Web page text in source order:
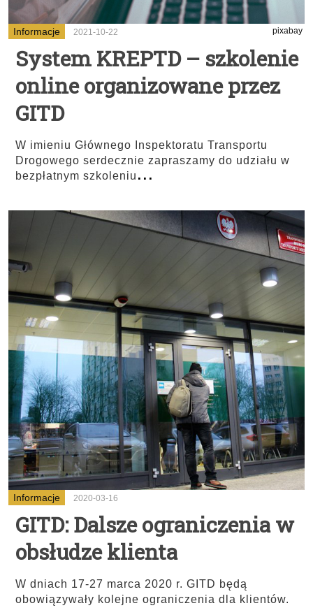
Informacje 2021-10-22 pixabay
System KREPTD – szkolenie
online organizowane przez
GITD
W imieniu Głównego Inspektoratu Transportu
Drogowego serdecznie zapraszamy do udziału w
bezpłatnym szkoleniu ...
Informacje 2020-03-16
GITD: Dalsze ograniczenia w
obsłudze klienta
W dniach 17-27 marca 2020 r. GITD będą
obowiązywały kolejne ograniczenia dla klientów.